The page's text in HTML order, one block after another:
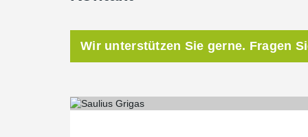
Wir unterstützen Sie gerne. Fragen